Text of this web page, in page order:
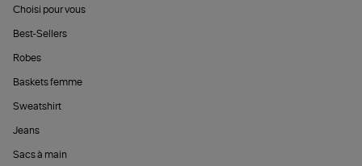
Choisi pour vous
Best-Sellers
Robes
Baskets femme
Sweatshirt
Jeans
Sacs à main